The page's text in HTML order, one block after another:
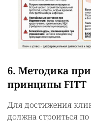
6. Методика
принципы FITT
Для достижения
должна строиться